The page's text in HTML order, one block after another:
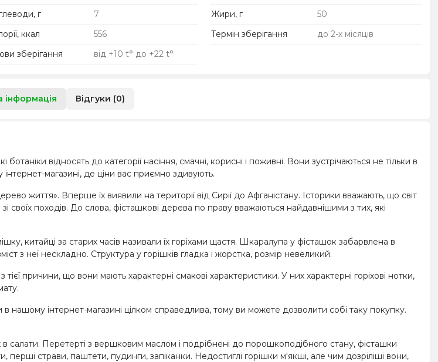
г
7 Жири, г
50
ккал
556 Термін зберігання
до 2-х місяців
зберігання
від +10 t° до +22 t°
інформація Відгуки (0)
відносять до категорії насіння, смачні, корисні і поживні. Вони зустрічаються не тільки в
магазині, де ціни вас приємно здивують.
життя». Вперше їх виявили на території від Сирії до Афганістану. Історики вважають, що світ
походів. До слова, фісташкові дерева по праву вважаються найдавнішими з тих, які
китайці за старих часів називали їх горіхами щастя. Шкаралупа у фісташок забарвлена ​​в
з неї нескладно. Структура у горішків гладка і жорстка, розмір невеликий.
причини, що вони мають характерні смакові характеристики. У них характерні горіхові нотки,
нашому інтернет-магазині цілком справедлива, тому ви можете дозволити собі таку покупку.
Перетерті з вершковим маслом і подрібнені до порошкоподібного стану, фісташки
страви, паштети, пудинги, запіканки. Недостиглі горішки м'якші, але чим дозріліші вони,